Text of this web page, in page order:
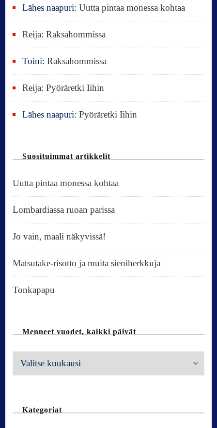
Lähes naapuri:Uutta pintaa monessa kohtaa
Reija:Raksahommissa
Toini:Raksahommissa
Reija:Pyöräretki Iihin
Lähes naapuri:Pyöräretki Iihin
Suosituimmat artikkelit
Uutta pintaa monessa kohtaa
Lombardiassa ruoan parissa
Jo vain, maali näkyvissä!
Matsutake-risotto ja muita sieniherkkuja
Tonkapapu
Menneet vuodet, kaikki päivät
M
e
Kategoriat